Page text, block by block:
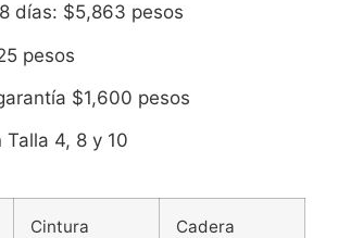
días: $5,863 pesos
pesos
$1,600 pesos
Talla 4, 8 y 10
Cintura Cadera